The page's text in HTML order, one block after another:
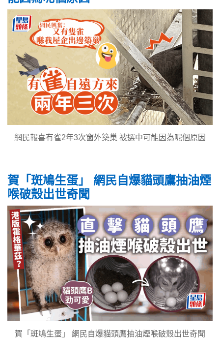
網民報喜有雀2年3次窗外築巢 被選中可能因為呢個原因
賀「斑鳩生蛋」 網民自爆貓頭鷹抽油煙
喉破殼出世奇聞
賀「斑鳩生蛋」 網民自爆貓頭鷹抽油煙喉破殼出世奇聞